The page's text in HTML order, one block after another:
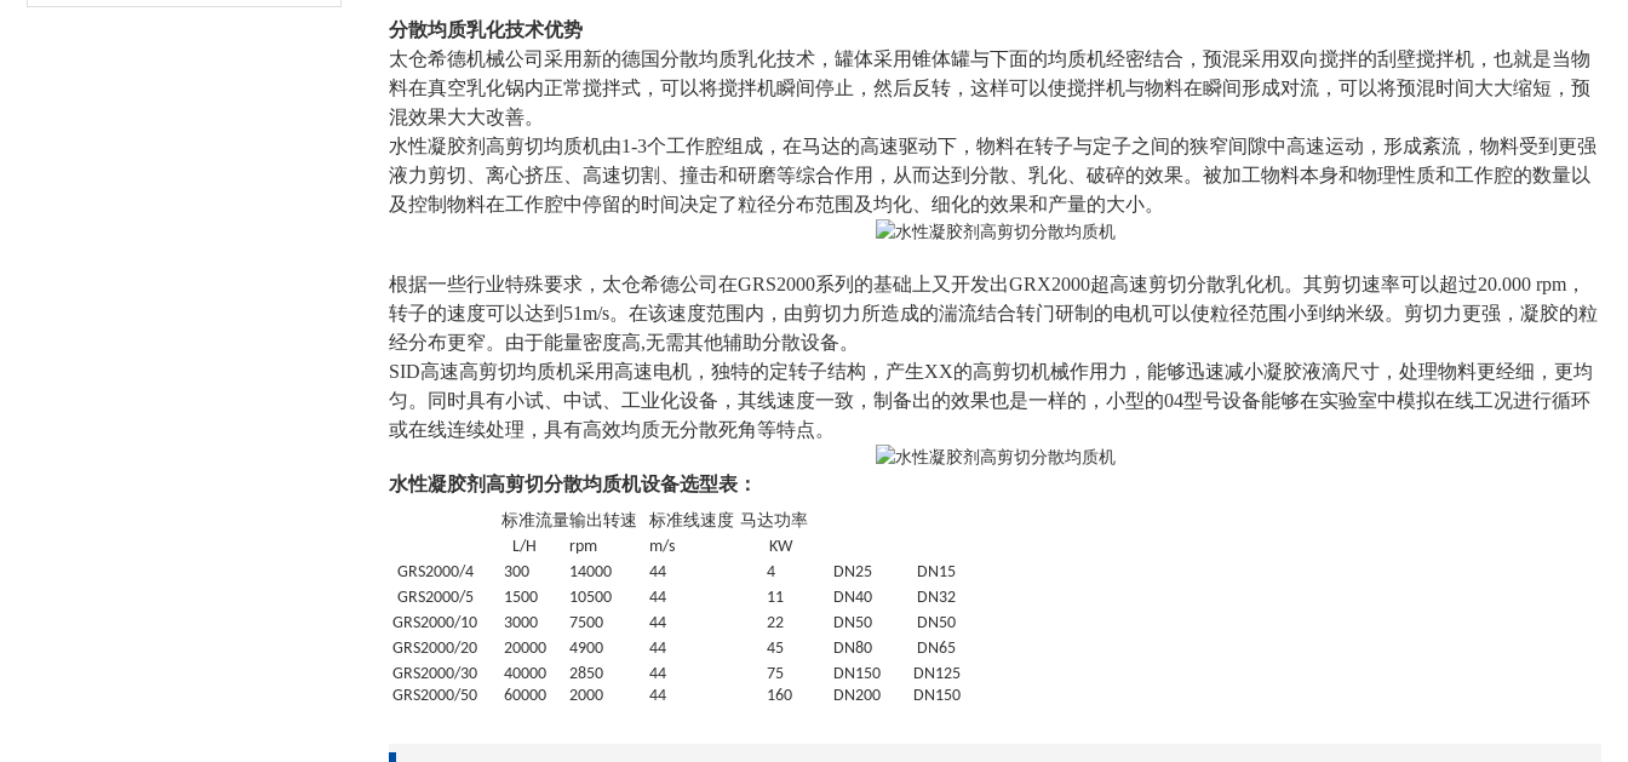
分散均质乳化技术优势
太仓希德机械公司采用新的德国分散均质乳化技术，罐体采用锥体罐与下面的均质机经密结合，预混采用双向搅拌的刮壁搅拌机，也就是当物
料在真空乳化锅内正常搅拌式，可以将搅拌机瞬间停止，然后反转，这样可以使搅拌机与物料在瞬间形成对流，可以将预混时间大大缩短，预
混效果大大改善。
水性凝胶剂高剪切均质机由1-3个工作腔组成，在马达的高速驱动下，物料在转子与定子之间的狭窄间隙中高速运动，形成紊流，物料受到更强
液力剪切、离心挤压、高速切割、撞击和研磨等综合作用，从而达到分散、乳化、破碎的效果。被加工物料本身和物理性质和工作腔的数量以
及控制物料在工作腔中停留的时间决定了粒径分布范围及均化、细化的效果和产量的大小。
根据一些行业特殊要求，太仓希德公司在GRS2000系列的基础上又开发出GRX2000超高速剪切分散乳化机。其剪切速率可以超过20.000 rpm，
转子的速度可以达到51m/s。在该速度范围内，由剪切力所造成的湍流结合转门研制的电机可以使粒径范围小到纳米级。剪切力更强，凝胶的粒
经分布更窄。由于能量密度高,无需其他辅助分散设备。
SID高速高剪切均质机采用高速电机，独特的定转子结构，产生XX的高剪切机械作用力，能够迅速减小凝胶液滴尺寸，处理物料更经细，更均
匀。同时具有小试、中试、工业化设备，其线速度一致，制备出的效果也是一样的，小型的04型号设备能够在实验室中模拟在线工况进行循环
或在线连续处理，具有高效均质无分散死角等特点。
水性凝胶剂高剪切分散均质机设备选型表：
标准流量输出转速 标准线速度 马达功率
L/H
rpm m/s
KW
GRS2000/4 300 14000 44 4 DN25
DN15
GRS2000/5 1500 10500 44 11 DN40
DN32
GRS2000/10 3000 7500 44 22 DN50
DN50
GRS2000/20 20000 4900 44 45 DN80
DN65
GRS2000/30 40000 2850 44 75 DN150
DN125
GRS2000/50 60000 2000 44 160 DN200 DN150